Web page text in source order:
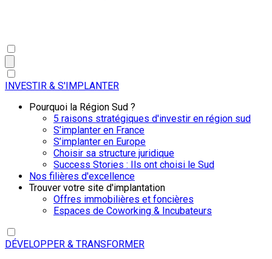
INVESTIR & S'IMPLANTER
Pourquoi la Région Sud ?
5 raisons stratégiques d'investir en région sud
S’implanter en France
S’implanter en Europe
Choisir sa structure juridique
Success Stories : Ils ont choisi le Sud
Nos filières d'excellence
Trouver votre site d'implantation
Offres immobilières et foncières
Espaces de Coworking & Incubateurs
DÉVELOPPER & TRANSFORMER